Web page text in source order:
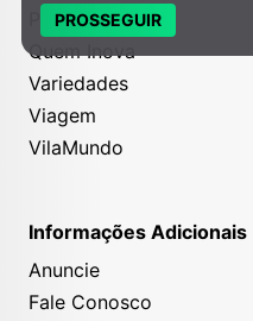
Projetos
Quem Inova
Variedades
Viagem
VilaMundo
Informações Adicionais
Anuncie
Fale Conosco
PROSSEGUIR